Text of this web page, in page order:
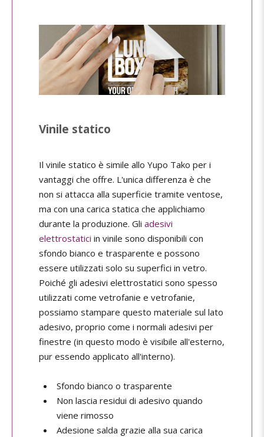
Vinile statico
Il vinile statico è simile allo Yupo Tako per i
vantaggi che offre. L'unica differenza è che
non si attacca alla superficie tramite ventose,
ma con una carica statica che applichiamo
durante la produzione. Gli adesivi
elettrostatici in vinile sono disponibili con
sfondo bianco e trasparente e possono
essere utilizzati solo su superfici in vetro.
Poiché gli adesivi elettrostatici sono spesso
utilizzati come vetrofanie e vetrofanie,
possiamo stampare questo materiale sul lato
adesivo, proprio come i normali adesivi per
finestre (in questo modo è visibile all'esterno,
pur essendo applicato all'interno).
Sfondo bianco o trasparente
Non lascia residui di adesivo quando
viene rimosso
Adesione salda grazie alla sua carica